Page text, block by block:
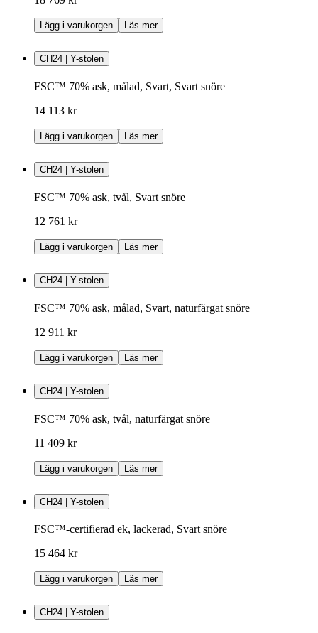
Lägg i varukorgen Läs mer
CH24 | Y-stolen
FSC™ 70% ask, målad, Svart, Svart snöre
14 113 kr
Lägg i varukorgen Läs mer
CH24 | Y-stolen
FSC™ 70% ask, tvål, Svart snöre
12 761 kr
Lägg i varukorgen Läs mer
CH24 | Y-stolen
FSC™ 70% ask, målad, Svart, naturfärgat snöre
12 911 kr
Lägg i varukorgen Läs mer
CH24 | Y-stolen
FSC™ 70% ask, tvål, naturfärgat snöre
11 409 kr
Lägg i varukorgen Läs mer
CH24 | Y-stolen
FSC™-certifierad ek, lackerad, Svart snöre
15 464 kr
Lägg i varukorgen Läs mer
CH24 | Y-stolen